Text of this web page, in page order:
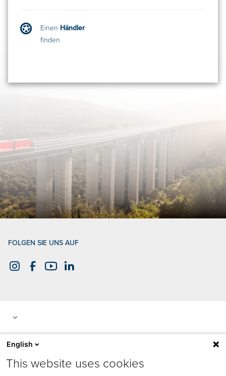
Einen Händler
finden
FOLGEN SIE UNS AUF
English
This website uses cookies